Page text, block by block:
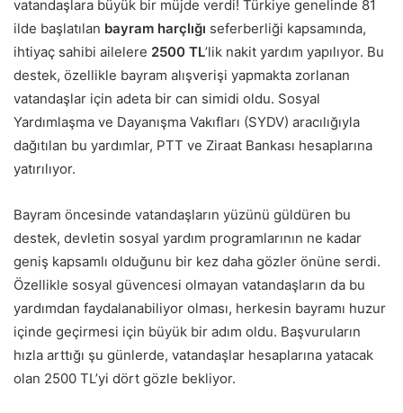
vatandaşlara büyük bir müjde verdi! Türkiye genelinde 81
ilde başlatılan bayram harçlığı seferberliği kapsamında,
ihtiyaç sahibi ailelere 2500 TL’lik nakit yardım yapılıyor. Bu
destek, özellikle bayram alışverişi yapmakta zorlanan
vatandaşlar için adeta bir can simidi oldu. Sosyal
Yardımlaşma ve Dayanışma Vakıfları (SYDV) aracılığıyla
dağıtılan bu yardımlar, PTT ve Ziraat Bankası hesaplarına
yatırılıyor.
Bayram öncesinde vatandaşların yüzünü güldüren bu
destek, devletin sosyal yardım programlarının ne kadar
geniş kapsamlı olduğunu bir kez daha gözler önüne serdi.
Özellikle sosyal güvencesi olmayan vatandaşların da bu
yardımdan faydalanabiliyor olması, herkesin bayramı huzur
içinde geçirmesi için büyük bir adım oldu. Başvuruların
hızla arttığı şu günlerde, vatandaşlar hesaplarına yatacak
olan 2500 TL’yi dört gözle bekliyor.